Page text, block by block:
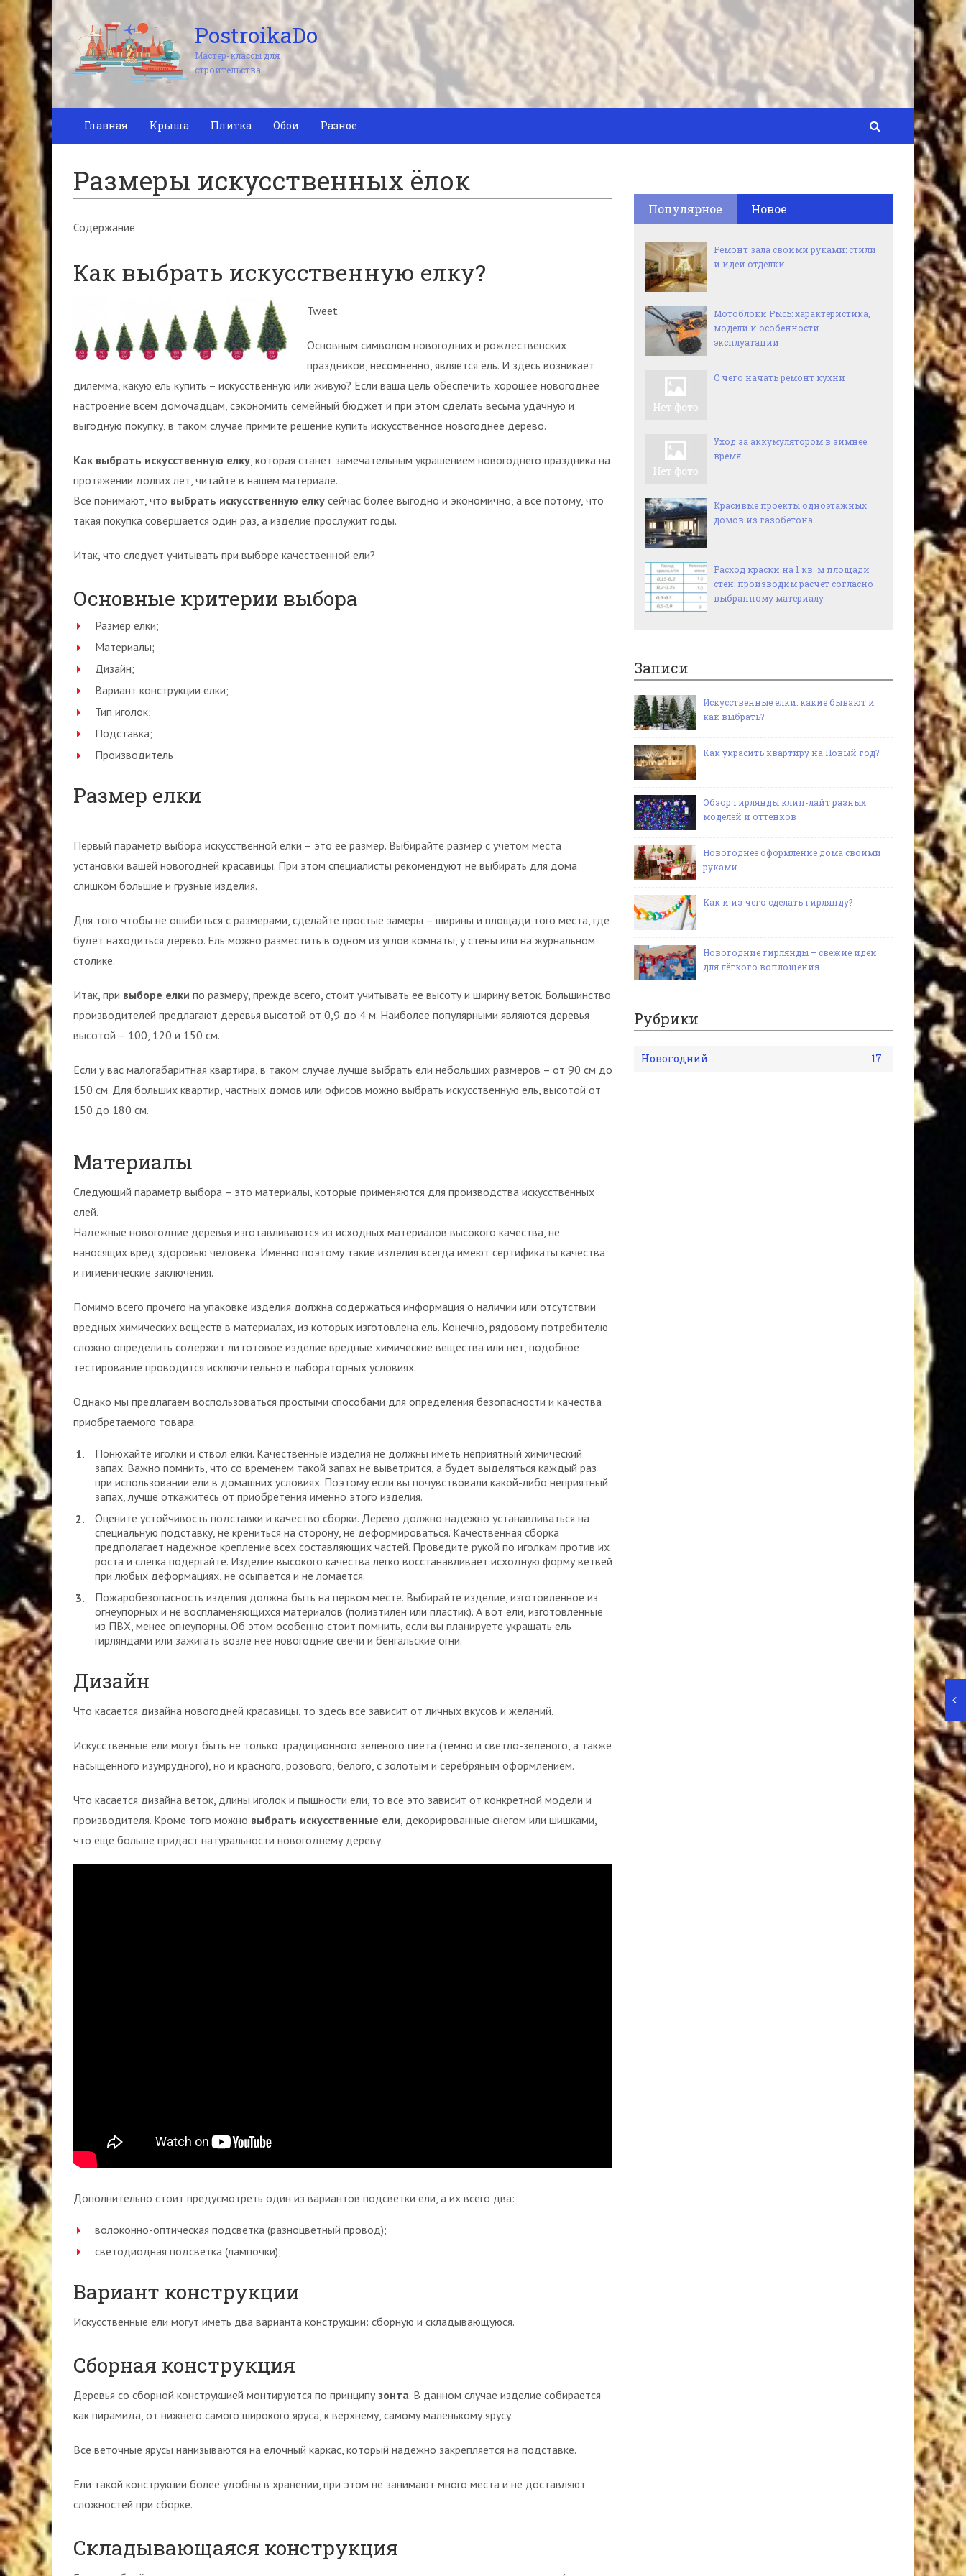
PostroikaDo
Мастер-классы для
строительства
Главная Крыша Плитка Обои Разное
Размеры искусственных ёлок
Содержание
Как выбрать искусственную елку?
Tweet
Основным символом новогодних и рождественских
праздников, несомненно, является ель. И здесь возникает
дилемма, какую ель купить – искусственную или живую? Если ваша цель обеспечить хорошее новогоднее
настроение всем домочадцам, сэкономить семейный бюджет и при этом сделать весьма удачную и
выгодную покупку, в таком случае примите решение купить искусственное новогоднее дерево.
Как выбрать искусственную елку, которая станет замечательным украшением новогоднего праздника на
протяжении долгих лет, читайте в нашем материале.
Все понимают, что выбрать искусственную елку сейчас более выгодно и экономично, а все потому, что
такая покупка совершается один раз, а изделие прослужит годы.
Итак, что следует учитывать при выборе качественной ели?
Основные критерии выбора
Размер елки;
Материалы;
Дизайн;
Вариант конструкции елки;
Тип иголок;
Подставка;
Производитель
Размер елки
Первый параметр выбора искусственной елки – это ее размер. Выбирайте размер с учетом места
установки вашей новогодней красавицы. При этом специалисты рекомендуют не выбирать для дома
слишком большие и грузные изделия.
Для того чтобы не ошибиться с размерами, сделайте простые замеры – ширины и площади того места, где
будет находиться дерево. Ель можно разместить в одном из углов комнаты, у стены или на журнальном
столике.
Итак, при выборе елки по размеру, прежде всего, стоит учитывать ее высоту и ширину веток. Большинство
производителей предлагают деревья высотой от 0,9 до 4 м. Наиболее популярными являются деревья
высотой – 100, 120 и 150 см.
Если у вас малогабаритная квартира, в таком случае лучше выбрать ели небольших размеров – от 90 см до
150 см. Для больших квартир, частных домов или офисов можно выбрать искусственную ель, высотой от
150 до 180 см.
Материалы
Следующий параметр выбора – это материалы, которые применяются для производства искусственных
елей.
Надежные новогодние деревья изготавливаются из исходных материалов высокого качества, не
наносящих вред здоровью человека. Именно поэтому такие изделия всегда имеют сертификаты качества
и гигиенические заключения.
Помимо всего прочего на упаковке изделия должна содержаться информация о наличии или отсутствии
вредных химических веществ в материалах, из которых изготовлена ель. Конечно, рядовому потребителю
сложно определить содержит ли готовое изделие вредные химические вещества или нет, подобное
тестирование проводится исключительно в лабораторных условиях.
Однако мы предлагаем воспользоваться простыми способами для определения безопасности и качества
приобретаемого товара.
Понюхайте иголки и ствол елки. Качественные изделия не должны иметь неприятный химический
запах. Важно помнить, что со временем такой запах не выветрится, а будет выделяться каждый раз
при использовании ели в домашних условиях. Поэтому если вы почувствовали какой-либо неприятный
запах, лучше откажитесь от приобретения именно этого изделия.
Оцените устойчивость подставки и качество сборки. Дерево должно надежно устанавливаться на
специальную подставку, не крениться на сторону, не деформироваться. Качественная сборка
предполагает надежное крепление всех составляющих частей. Проведите рукой по иголкам против их
роста и слегка подергайте. Изделие высокого качества легко восстанавливает исходную форму ветвей
при любых деформациях, не осыпается и не ломается.
Пожаробезопасность изделия должна быть на первом месте. Выбирайте изделие, изготовленное из
огнеупорных и не воспламеняющихся материалов (полиэтилен или пластик). А вот ели, изготовленные
из ПВХ, менее огнеупорны. Об этом особенно стоит помнить, если вы планируете украшать ель
гирляндами или зажигать возле нее новогодние свечи и бенгальские огни.
Дизайн
Что касается дизайна новогодней красавицы, то здесь все зависит от личных вкусов и желаний.
Искусственные ели могут быть не только традиционного зеленого цвета (темно и светло-зеленого, а также
насыщенного изумрудного), но и красного, розового, белого, с золотым и серебряным оформлением.
Что касается дизайна веток, длины иголок и пышности ели, то все это зависит от конкретной модели и
производителя. Кроме того можно выбрать искусственные ели, декорированные снегом или шишками,
что еще больше придаст натуральности новогоднему дереву.
Дополнительно стоит предусмотреть один из вариантов подсветки ели, а их всего два:
волоконно-оптическая подсветка (разноцветный провод);
светодиодная подсветка (лампочки);
Вариант конструкции
Искусственные ели могут иметь два варианта конструкции: сборную и складывающуюся.
Сборная конструкция
Деревья со сборной конструкцией монтируются по принципузонта. В данном случае изделие собирается
как пирамида, от нижнего самого широкого яруса, к верхнему, самому маленькому ярусу.
Все веточные ярусы нанизываются на елочный каркас, который надежно закрепляется на подставке.
Ели такой конструкции более удобны в хранении, при этом не занимают много места и не доставляют
сложностей при сборке.
Складывающаяся конструкция
Популярное Новое
Ремонт зала своими руками: стили
и идеи отделки
Мотоблоки Рысь: характеристика,
модели и особенности
эксплуатации
С чего начать ремонт кухни
Уход за аккумулятором в зимнее
время
Красивые проекты одноэтажных
домов из газобетона
Расход краски на 1 кв. м площади
стен: производим расчет согласно
выбранному материалу
Записи
Искусственные ёлки: какие бывают и
как выбрать?
Как украсить квартиру на Новый год?
Обзор гирлянды клип-лайт разных
моделей и оттенков
Новогоднее оформление дома своими
руками
Как и из чего сделать гирлянду?
Новогодние гирлянды – свежие идеи
для лёгкого воплощения
Рубрики
Новогодний 17